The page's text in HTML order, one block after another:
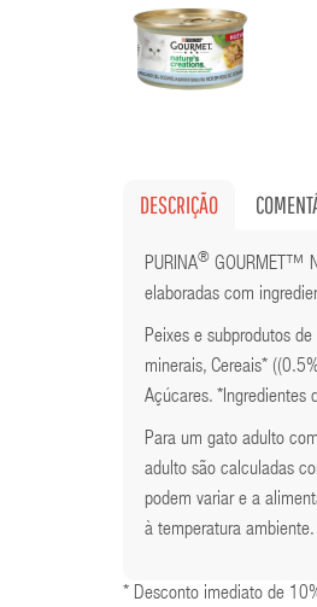
DESCRIÇÃO
PURINA® GOURMET™
elaboradas com
Peixes e subprodutos
minerais, Cereais*
Açúcares. *Ingredientes
Para um gato adulto
adulto são calculadas
podem variar e a
à temperatura
* Desconto imediato de